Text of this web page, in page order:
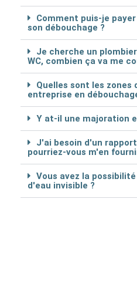
Comment puis-je
son débouchage ?
Je cherche un
WC, combien ça va me
Quelles sont les
entreprise en
Y at-il une majoration
J'ai besoin d'un
pourriez-vous m'en
Vous avez la
d'eau invisible ?